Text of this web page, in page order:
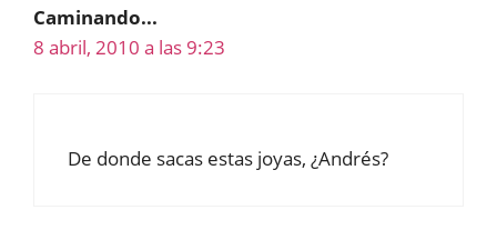
Caminando...
8 abril, 2010 a las 9:23
De donde sacas estas joyas, ¿Andrés?